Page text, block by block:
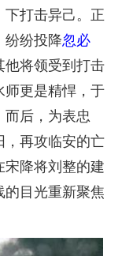
下打击异己。正
纷纷投降忽必
他将领受到打击
师更是精悍，于
而后，为表忠
，再攻临安的亡
宋降将刘整的建
的目光重新聚焦